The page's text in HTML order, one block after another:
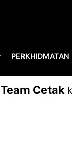
PERKHIDMATAN
Team Cetak